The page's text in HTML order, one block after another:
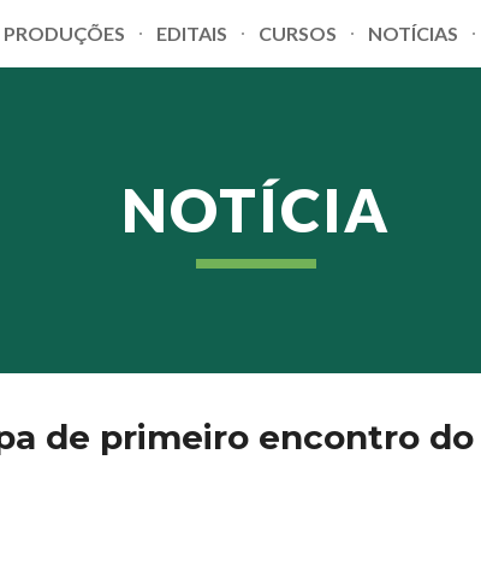
to main content Skip to
PRODUÇÕES EDITAIS CURSOS NOTÍCIAS
NOTÍCIA
de primeiro encontro do